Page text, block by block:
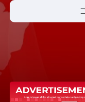
Skip
content